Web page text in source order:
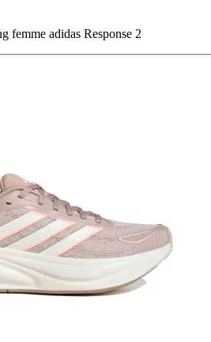
femme adidas Response 2